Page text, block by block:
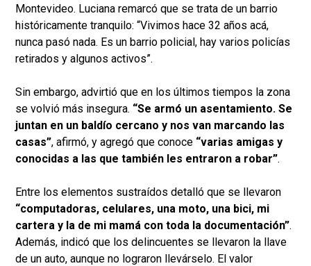
Montevideo. Luciana remarcó que se trata de un barrio
históricamente tranquilo: “Vivimos hace 32 años acá,
nunca pasó nada. Es un barrio policial, hay varios policías
retirados y algunos activos”.
Sin embargo, advirtió que en los últimos tiempos la zona
se volvió más insegura. “Se armó un asentamiento. Se
juntan en un baldío cercano y nos van marcando las
casas”, afirmó, y agregó que conoce “varias amigas y
conocidas a las que también les entraron a robar”.
Entre los elementos sustraídos detalló que se llevaron
“computadoras, celulares, una moto, una bici, mi
cartera y la de mi mamá con toda la documentación”.
Además, indicó que los delincuentes se llevaron la llave
de un auto, aunque no lograron llevárselo. El valor